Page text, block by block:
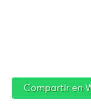
Compartir en